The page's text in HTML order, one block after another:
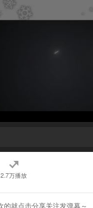
2.7万播放
就点击分享关注发弹幕～